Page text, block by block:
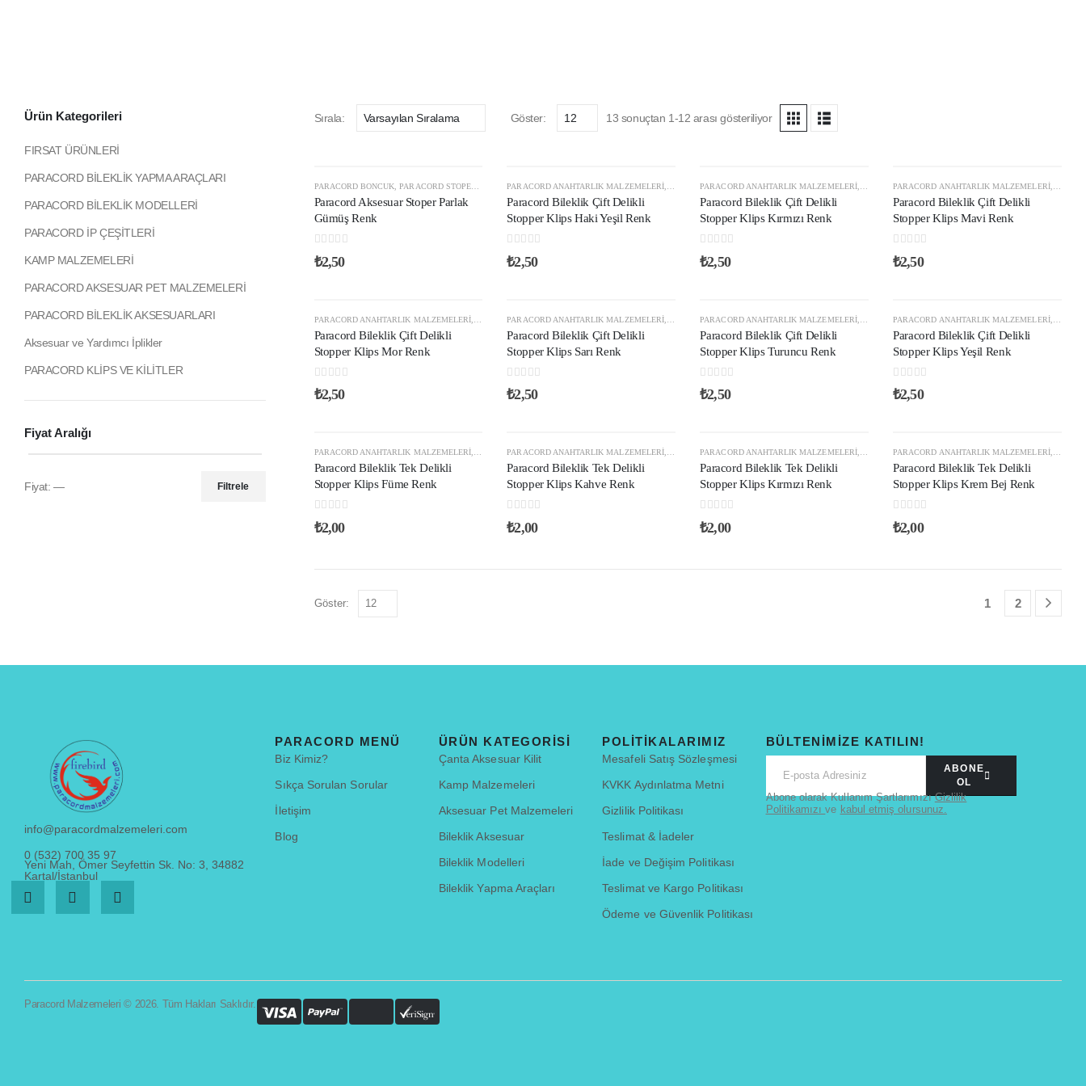
Sırala: Göster: 13 sonuçtan 1-12 arası gösteriliyor
PARACORD BONCUK ,PARACORD STOPER KLIPS
Paracord Aksesuar Stoper Parlak
Gümüş Renk
0out of 5
₺2,50
PARACORD ANAHTARLIK MALZEMELERI, PARACORD STOPER KLIPS,PLASTIK KLIPS VE AKSESUARLAR
Paracord Bileklik Çift Delikli
Stopper Klips Haki Yeşil Renk
0out of 5
₺2,50
PARACORD ANAHTARLIK MALZEMELERI, PARACORD STOPER KLIPS,PLASTIK KLIPS VE
Paracord Bileklik Çift Delikli
Stopper Klips Kırmızı Renk
0out of 5
₺2,50
PARACORD ANAHTARLIK MALZEMELERI,
Paracord Bileklik Çift Delikli
Stopper Klips Mavi Renk
0out of 5
₺2,50
PARACORD ANAHTARLIK MALZEMELERI PARACORD STOPER KLIPS,PLASTIK KLIPS VE AKSESUARLAR
Paracord Bileklik Çift Delikli
Stopper Klips Mor Renk
0out of 5
₺2,50
PARACORD ANAHTARLIK MALZEMELERI, PARACORD STOPER KLIPS,PLASTIK KLIPS VE AKSESUARLAR
Paracord Bileklik Çift Delikli
Stopper Klips Sarı Renk
0out of 5
₺2,50
PARACORD ANAHTARLIK MALZEMELERI, PARACORD STOPER KLIPS,PLASTIK KLIPS VE
Paracord Bileklik Çift Delikli
Stopper Klips Turuncu Renk
0out of 5
₺2,50
PARACORD ANAHTARLIK MALZEMELERI,
Paracord Bileklik Çift Delikli
Stopper Klips Yeşil Renk
0out of 5
₺2,50
PARACORD ANAHTARLIK MALZEMELERI, PARACORD STOPER KLIPS,PLASTIK KLIPS VE AKSESUARLAR
Paracord Bileklik Tek Delikli
Stopper Klips Füme Renk
0out of 5
₺2,00
PARACORD ANAHTARLIK MALZEMELERI, PARACORD STOPER KLIPS,PLASTIK KLIPS VE AKSESUARLAR
Paracord Bileklik Tek Delikli
Stopper Klips Kahve Renk
0out of 5
₺2,00
PARACORD ANAHTARLIK MALZEMELERI, PARACORD STOPER KLIPS,PLASTIK KLIPS VE
Paracord Bileklik Tek Delikli
Stopper Klips Kırmızı Renk
0out of 5
₺2,00
PARACORD ANAHTARLIK MALZEMELERI,
Paracord Bileklik Tek Delikli
Stopper Klips Krem Bej Renk
0out of 5
₺2,00
Göster: 1 2
Ürün Kategorileri
FIRSAT ÜRÜNLERİ
PARACORD BİLEKLİK YAPMA ARAÇLARI
PARACORD BİLEKLİK MODELLERİ
PARACORD İP ÇEŞİTLERİ
KAMP MALZEMELERİ
PARACORD AKSESUAR PET MALZEMELERİ
PARACORD BİLEKLİK AKSESUARLARI
Aksesuar ve Yardımcı İplikler
PARACORD KLİPS VE KİLİTLER
Fiyat Aralığı
Filtrele
Fiyat: —
info@paracordmalzemeleri.com
0 (532) 700 35 97
Yeni Mah, Ömer Seyfettin Sk. No: 3, 34882
Kartal/İstanbul
BÜLTENİMİZE KATILIN!
ABONE
OL
Abone olarak Kullanım ŞartlarımızıGizlilik
Politikamızıve kabul etmiş olursunuz.
PARACORD MENÜ
Biz Kimiz?
Sıkça Sorulan Sorular
İletişim
Blog
ÜRÜN KATEGORISI
Çanta Aksesuar Kilit
Kamp Malzemeleri
Aksesuar Pet Malzemeleri
Bileklik Aksesuar
Bileklik Modelleri
Bileklik Yapma Araçları
POLITIKALARIMIZ
Mesafeli Satış Sözleşmesi
KVKK Aydınlatma Metni
Gizlilik Politikası
Teslimat & İadeler
İade ve Değişim Politikası
Teslimat ve Kargo Politikası
Ödeme ve Güvenlik Politikası
Paracord Malzemeleri © 2026. Tüm Hakları Saklıdır.